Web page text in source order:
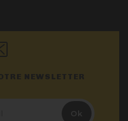
NEWSLETTER